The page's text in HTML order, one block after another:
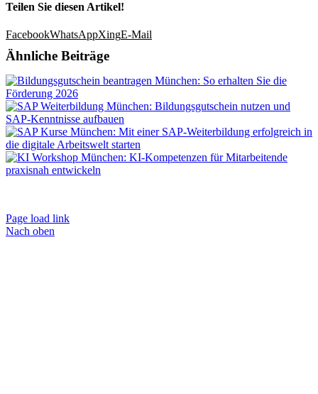
Teilen Sie diesen Artikel!
FacebookWhatsAppXingE-Mail
Ähnliche Beiträge
Page load link
Nach oben